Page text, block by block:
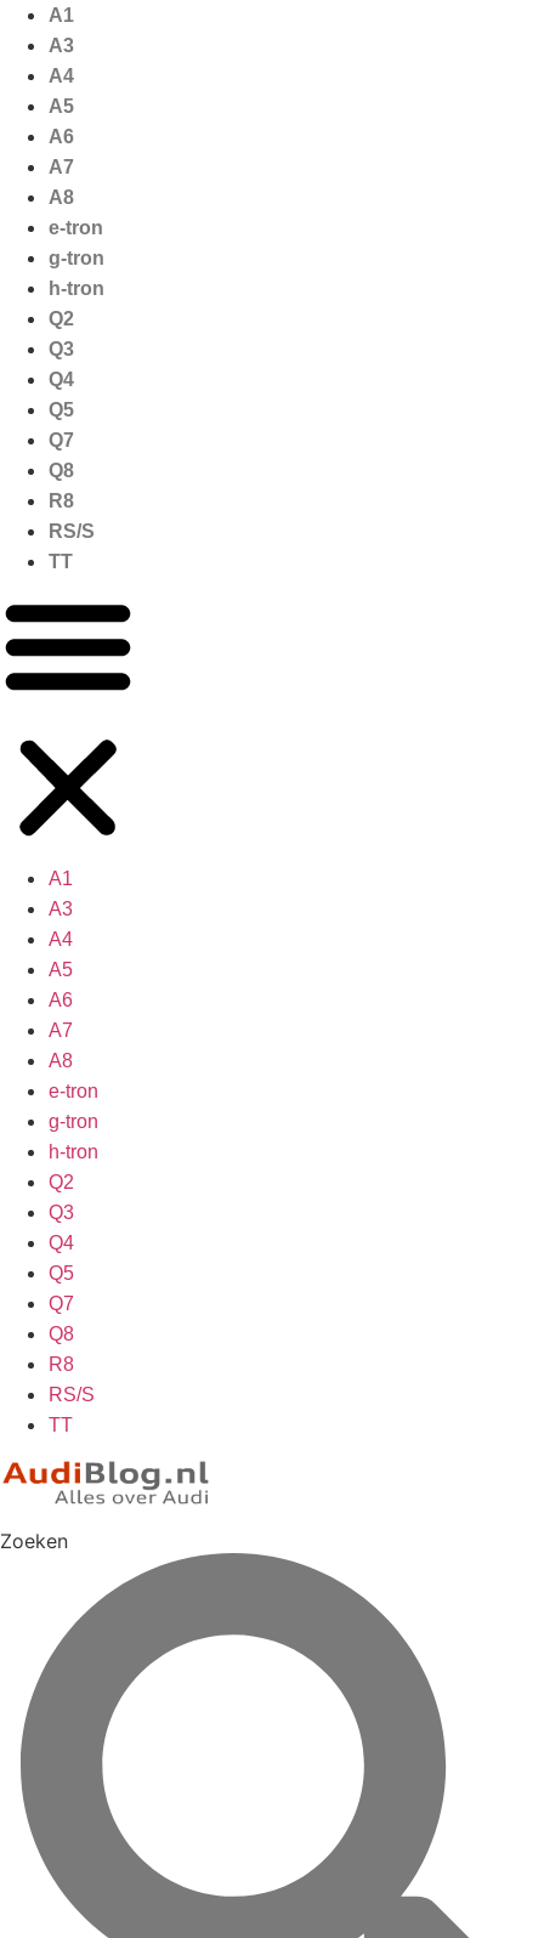
naar
inhoud
A1
A3
A4
A5
A6
A7
A8
e-tron
g-tron
h-tron
Q2
Q3
Q4
Q5
Q7
Q8
R8
RS/S
TT
A1
A3
A4
A5
A6
A7
A8
e-tron
g-tron
h-tron
Q2
Q3
Q4
Q5
Q7
Q8
R8
RS/S
TT
Zoeken